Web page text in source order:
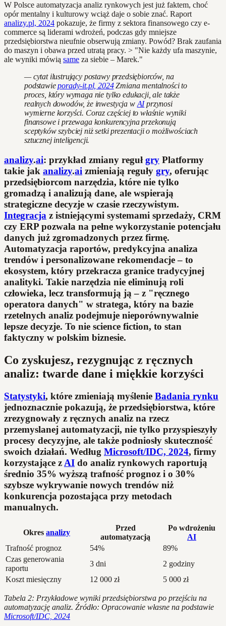
W Polsce automatyzacja analiz rynkowych jest już faktem, choć
opór mentalny i kulturowy wciąż daje o sobie znać. Raport
analizy.pl, 2024 pokazuje, że firmy z sektora finansowego czy e-
commerce są liderami wdrożeń, podczas gdy mniejsze
przedsiębiorstwa nieufnie obserwują zmiany. Powód? Brak zaufania
do maszyn i obawa przed utratą pracy. > "Nie każdy ufa maszynie,
ale wyniki mówią same za siebie – Marek."
— cytat ilustrujący postawy przedsiębiorców, na
podstawieporady-it.pl, 2024Zmiana mentalności to
proces, który wymaga nie tylko edukacji, ale także
realnych dowodów, że inwestycja w AIprzynosi
wymierne korzyści. Coraz częściej to właśnie wyniki
finansowe i przewaga konkurencyjna przekonują
sceptyków szybciej niż setki prezentacji o możliwościach
sztucznej inteligencji.
analizy.ai: przykład zmiany regułgry Platformy
takie jak analizy.ai zmieniają reguły gry, oferując
przedsiębiorcom narzędzia, które nie tylko
gromadzą i analizują dane, ale wspierają
strategiczne decyzje w czasie rzeczywistym.
Integracja z istniejącymi systemami sprzedaży, CRM
czy ERP pozwala na pełne wykorzystanie potencjału
danych już zgromadzonych przez firmę.
Automatyzacja raportów, predykcyjna analiza
trendów i personalizowane rekomendacje – to
ekosystem, który przekracza granice tradycyjnej
analityki. Takie narzędzia nie eliminują roli
człowieka, lecz transformują ją – z "ręcznego
operatora danych" w stratega, który na bazie
rzetelnych analiz podejmuje nieporównywalnie
lepsze decyzje. To nie science fiction, to stan
faktyczny w polskim biznesie.
Co zyskujesz, rezygnując z ręcznych
analiz: twarde dane i miękkie korzyści
Statystyki, które zmieniają myślenie Badania rynku
jednoznacznie pokazują, że przedsiębiorstwa, które
zrezygnowały z ręcznych analiz na rzecz
przemyslanej automatyzacji, nie tylko przyspieszyły
procesy decyzyjne, ale także podniosły skuteczność
swoich działań. Według Microsoft/IDC, 2024, firmy
korzystające z AI do analiz rynkowych raportują
średnio 35% wyższą trafność prognoz i o 30%
szybsze wykrywanie nowych trendów niż
konkurencja pozostająca przy metodach
manualnych.
Okres analizy
Przed
automatyzacją
Po wdrożeniu
AI
Trafność prognoz
54%
89%
Czas generowania
raportu
3 dni
2 godziny
Koszt miesięczny
12 000 zł 5 000 zł
Tabela 2: Przykładowe wyniki przedsiębiorstwa po przejściu na
automatyzację analiz. Źródło: Opracowanie własne na podstawie
Microsoft/IDC, 2024